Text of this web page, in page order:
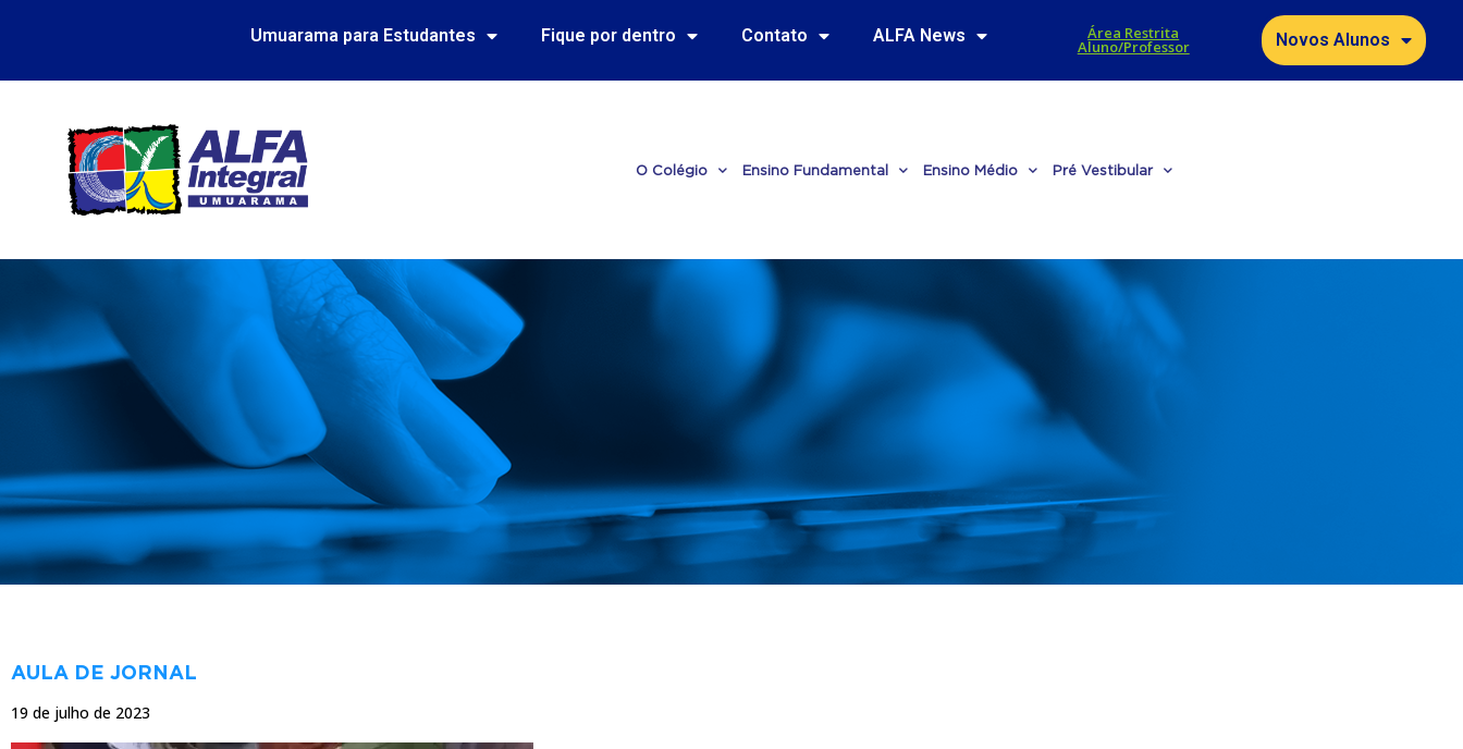
Umuarama para Estudantes Fique por dentro Contato ALFA News Área Restrita
Aluno/Professor Novos Alunos
O Colégio Ensino Fundamental Ensino Médio Pré Vestibular
NOTÍCIAS
AULA DE JORNAL
19 de julho de 2023